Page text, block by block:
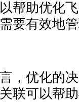
帮助优化
要有效地
，优化的
联可以帮